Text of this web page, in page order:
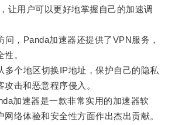
让用户可以更好地掌握自己的加速调
，Panda加速器还提供了VPN服务，
。
个地区切换IP地址，保护自己的隐私
击和恶意程序侵入。
加速器是一款非常实用的加速器软
络体验和安全性方面作出杰出贡献。